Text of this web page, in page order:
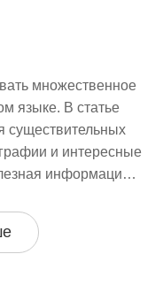
множественное
языке. В статье
существительных
и интересные
информация,
слова.